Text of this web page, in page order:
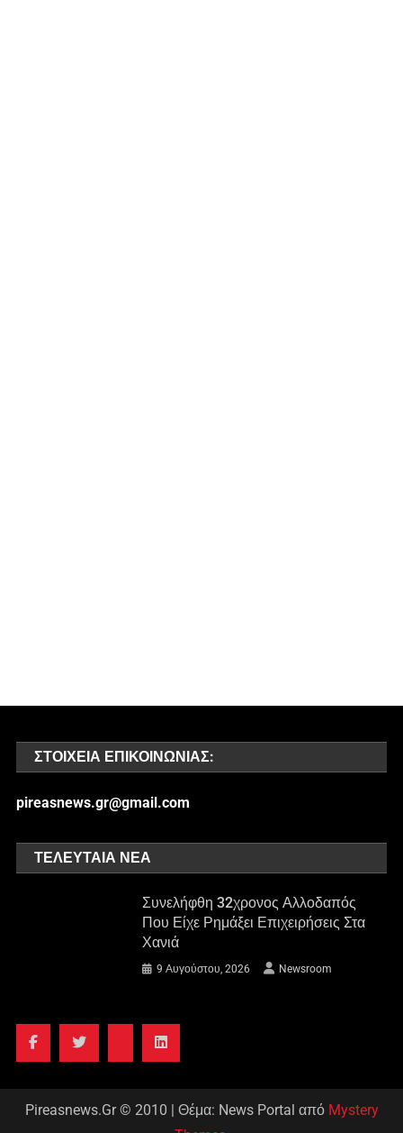
ΣΤΟΙΧΕΊΑ ΕΠΙΚΟΙΝΩΝΊΑΣ:
pireasnews.gr@gmail.com
ΤΕΛΕΥΤΑΊΑ ΝΈΑ
Συνελήφθη 32χρονος Αλλοδαπός
Που Είχε Ρημάξει Επιχειρήσεις Στα
Χανιά
9 Αυγούστου, 2026 Newsroom
Pireasnews.Gr © 2010 | Θέμα: News Portal από Mystery